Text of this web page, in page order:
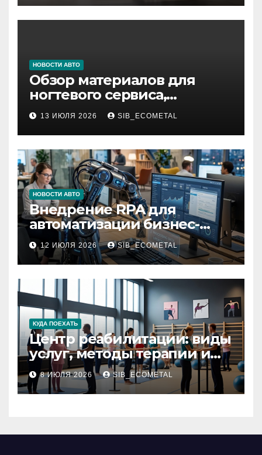
НОВОСТИ АВТО
Обзор материалов для
ногтевого сервиса,
наращивания ресниц и
депиляции
13 ИЮЛЯ 2026 SIB_ECOMETAL
НОВОСТИ АВТО
Внедрение RPA для
автоматизации бизнес-
процессов
12 ИЮЛЯ 2026 SIB_ECOMETAL
КУДА ПОЕХАТЬ
Центр реабилитации: виды
услуг, методы терапии и
критерии качества
8 ИЮЛЯ 2026 SIB_ECOMETAL